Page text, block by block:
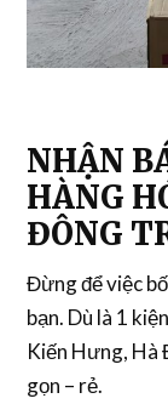
NHẬN
HÀNG
ĐÔNG
Đừng để việc
bạn. Dù là 1
Kiến Hưng, Hà
gọn – rẻ.